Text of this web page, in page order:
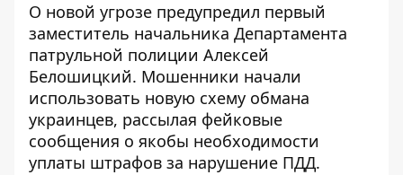
О новой угрозе предупредил первый
заместитель начальника Департамента
патрульной полиции Алексей
Белошицкий. Мошенники начали
использовать новую схему обмана
украинцев, рассылая фейковые
сообщения о якобы необходимости
уплаты штрафов за нарушение ПДД.